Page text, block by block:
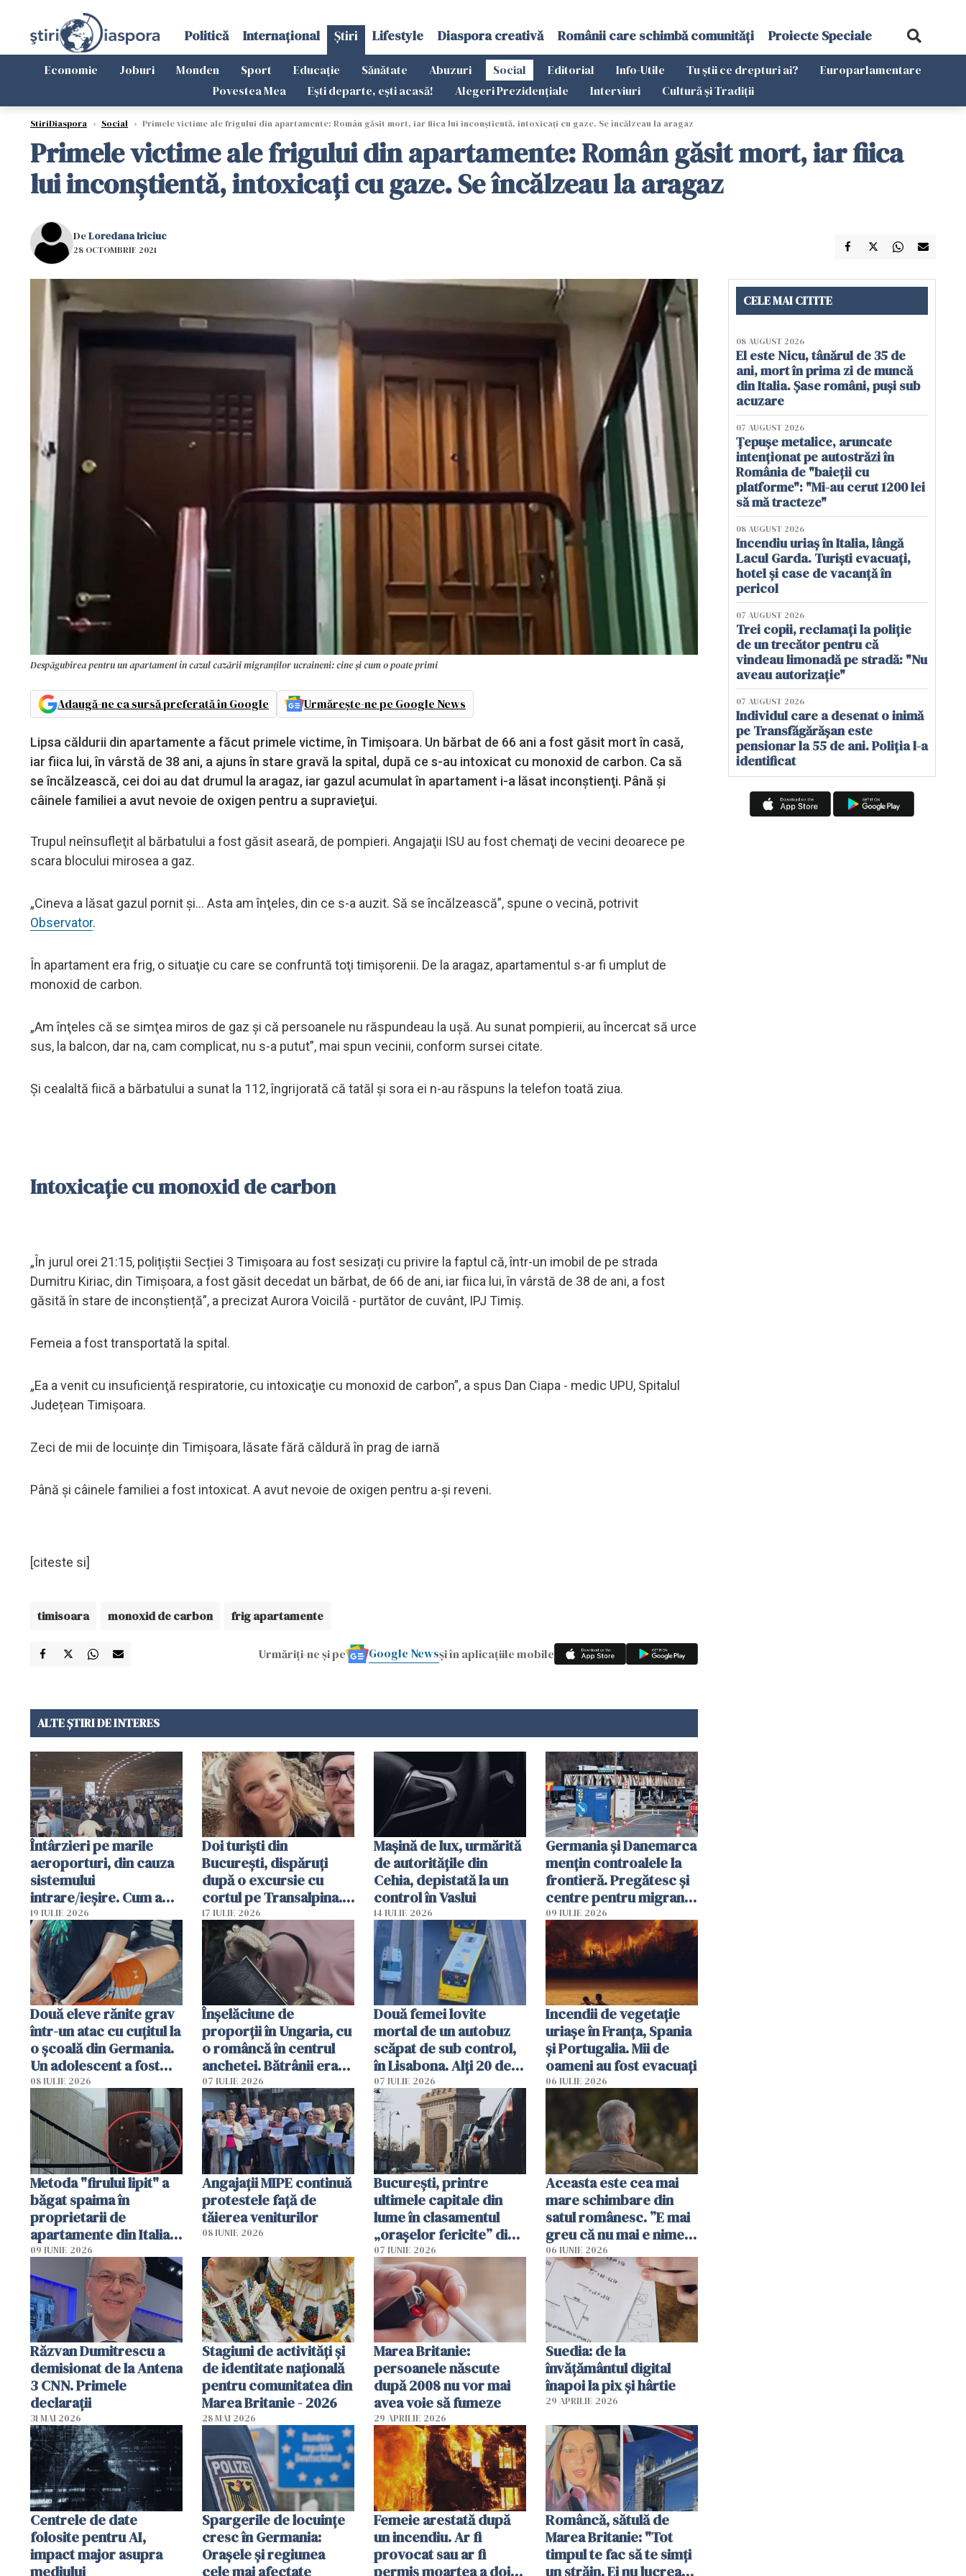
Politică Internațional Știri Lifestyle Diaspora creativă Românii care schimbă comunități Proiecte Speciale
Economie Joburi Monden Sport Educație Sănătate Abuzuri Social Editorial Info-Utile Tu știi ce drepturi ai?
Europarlamentare
Povestea Mea
Ești departe, ești acasă! Alegeri Prezidențiale Interviuri Cultură și Tradiții
StiriDiaspora › Social › Primele victime ale frigului din apartamente: Român găsit mort, iar fiica lui inconştientă, intoxicați cu gaze. Se încălzeau la aragaz
Primele victime ale frigului din apartamente: Român găsit mort, iar fiica
lui inconştientă, intoxicați cu gaze. Se încălzeau la aragaz
DeLoredana Iriciuc
28 OCTOMBRIE 2021
Despăgubirea pentru un apartament în cazul cazării migranților ucraineni: cine și cum o poate primi
Adaugă-ne ca sursă preferată în Google Urmărește-ne pe Google News
Lipsa căldurii din apartamente a făcut primele victime, în Timișoara. Un bărbat de 66 ani a fost găsit mort în casă,
iar fiica lui, în vârstă de 38 ani, a ajuns în stare gravă la spital, după ce s-au intoxicat cu monoxid de carbon. Ca să
se încălzească, cei doi au dat drumul la aragaz, iar gazul acumulat în apartament i-a lăsat inconştienţi. Până şi
câinele familiei a avut nevoie de oxigen pentru a supravieţui.
Trupul neînsufleţit al bărbatului a fost găsit aseară, de pompieri. Angajaţii ISU au fost chemaţi de vecini deoarece pe
scara blocului mirosea a gaz.
„Cineva a lăsat gazul pornit şi... Asta am înţeles, din ce s-a auzit. Să se încălzească”, spune o vecină, potrivit
Observator.
În apartament era frig, o situaţie cu care se confruntă toţi timişorenii. De la aragaz, apartamentul s-ar fi umplut de
monoxid de carbon.
„Am înţeles că se simţea miros de gaz şi că persoanele nu răspundeau la uşă. Au sunat pompierii, au încercat să urce
sus, la balcon, dar na, cam complicat, nu s-a putut”, mai spun vecinii, conform sursei citate.
Şi cealaltă fiică a bărbatului a sunat la 112, îngrijorată că tatăl şi sora ei n-au răspuns la telefon toată ziua.
Intoxicaţie cu monoxid de carbon
„În jurul orei 21:15, polițiștii Secției 3 Timișoara au fost sesizați cu privire la faptul că, într-un imobil de pe strada
Dumitru Kiriac, din Timișoara, a fost găsit decedat un bărbat, de 66 de ani, iar fiica lui, în vârstă de 38 de ani, a fost
găsită în stare de inconștiență”, a precizat Aurora Voicilă - purtător de cuvânt, IPJ Timiș.
Femeia a fost transportată la spital.
„Ea a venit cu insuficienţă respiratorie, cu intoxicaţie cu monoxid de carbon”, a spus Dan Ciapa - medic UPU, Spitalul
Județean Timișoara.
Zeci de mii de locuințe din Timișoara, lăsate fără căldură în prag de iarnă
Până și câinele familiei a fost intoxicat. A avut nevoie de oxigen pentru a-şi reveni.
[citeste si]
timisoara monoxid de carbon frig apartamente
Urmăriți-ne și pe Google Newsși în aplicațiile mobile
ALTE ȘTIRI DE INTERES
Întârzieri pe marile
aeroporturi, din cauza
sistemului
intrare/ieșire. Cum a
ajuns o femeie să fie
arestată în Cluj-Napoca
19 IULIE 2026
Doi turiști din
București, dispăruți
după o excursie cu
cortul pe Transalpina.
Poliția și familia îi caută
17 IULIE 2026
Mașină de lux, urmărită
de autoritățile din
Cehia, depistată la un
control în Vaslui
14 IULIE 2026
Germania și Danemarca
mențin controalele la
frontieră. Pregătesc și
centre pentru migranții
respinși din UE
09 IULIE 2026
Două eleve rănite grav
într-un atac cu cuțitul la
o școală din Germania.
Un adolescent a fost
arestat
08 IULIE 2026
Înșelăciune de
proporții în Ungaria, cu
o româncă în centrul
anchetei. Bătrânii erau
puși să lase la poartă
genți cu aur și bani
07 IULIE 2026
Două femei lovite
mortal de un autobuz
scăpat de sub control,
în Lisabona. Alți 20 de
oameni sunt răniți
07 IULIE 2026
Incendii de vegetație
uriașe în Franța, Spania
și Portugalia. Mii de
oameni au fost evacuați
06 IULIE 2026
Metoda "firului lipit" a
băgat spaima în
proprietarii de
apartamente din Italia.
Poliția, sesizată
09 IUNIE 2026
Angajaţii MIPE continuă
protestele faţă de
tăierea veniturilor
08 IUNIE 2026
București, printre
ultimele capitale din
lume în clasamentul
„orașelor fericite” din
2026
07 IUNIE 2026
Aceasta este cea mai
mare schimbare din
satul românesc. ”E mai
greu că nu mai e nimeni
pe-aici, prin jur”
06 IUNIE 2026
Răzvan Dumitrescu a
demisionat de la Antena
3 CNN. Primele
declarații
31 MAI 2026
Stagiuni de activități și
de identitate națională
pentru comunitatea din
Marea Britanie - 2026
28 MAI 2026
Marea Britanie:
persoanele născute
după 2008 nu vor mai
avea voie să fumeze
29 APRILIE 2026
Suedia: de la
învățământul digital
înapoi la pix și hârtie
29 APRILIE 2026
Centrele de date
folosite pentru AI,
impact major asupra
mediului
Spargerile de locuințe
cresc în Germania:
Orașele și regiunea
cele mai afectate
Femeie arestată după
un incendiu. Ar fi
provocat sau ar fi
permis moartea a doi
Româncă, sătulă de
Marea Britanie: "Tot
timpul te fac să te simți
un străin. Ei nu lucrează
CELE MAI CITITE
08 AUGUST 2026
El este Nicu, tânărul de 35 de
ani, mort în prima zi de muncă
din Italia. Șase români, puși sub
acuzare
07 AUGUST 2026
Țepușe metalice, aruncate
intenționat pe autostrăzi în
România de "baieții cu
platforme": "Mi-au cerut 1200 lei
să mă tracteze"
08 AUGUST 2026
Incendiu uriaș în Italia, lângă
Lacul Garda. Turiști evacuați,
hotel și case de vacanță în
pericol
07 AUGUST 2026
Trei copii, reclamați la poliție
de un trecător pentru că
vindeau limonadă pe stradă: "Nu
aveau autorizație"
07 AUGUST 2026
Individul care a desenat o inimă
pe Transfăgărășan este
pensionar la 55 de ani. Poliția l-a
identificat